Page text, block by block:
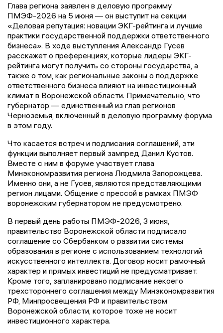
Глава региона заявлен в деловую программу
ПМЭФ-2026 на 5 июня — он выступит на секции
«Деловая репутация: новации ЭКГ-рейтинга и лучшие
практики государственной поддержки ответственного
бизнеса». В ходе выступления Александр Гусев
расскажет о преференциях, которые лидеры ЭКГ-
рейтинга могут получить со стороны государства, а
также о том, как региональные законы о поддержке
ответственного бизнеса влияют на инвестиционный
климат в Воронежской области. Примечательно, что
губернатор — единственный из глав регионов
Черноземья, включенный в деловую программу форума
в этом году.
Что касается встреч и подписания соглашений, эти
функции выполняет первый зампред Данил Кустов.
Вместе с ним в форуме участвует глава
Минэкономразвития региона Людмила Запорожцева.
Именно они, а не Гусев, являются представляющими
регион лицами. Общение с прессой в рамках ПМЭФ
воронежским губернатором не предусмотрено.
В первый день работы ПМЭФ-2026, 3 июня,
правительство Воронежской области подписало
соглашение со Сбербанком о развитии системы
образования в регионе с использованием технологий
искусственного интеллекта. Договор носит рамочный
характер и прямых инвестиций не предусматривает.
Кроме того, запланировано подписание некоего
трехстороннего соглашения между Минэкономразвития
РФ, Минпросвещения РФ и правительством
Воронежской области, которое тоже не носит
инвестиционного характера.